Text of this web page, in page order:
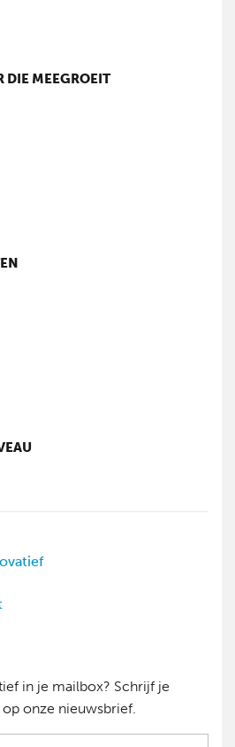
DIE MEEGROEIT
in je mailbox? Schrijf je
onze nieuwsbrief.